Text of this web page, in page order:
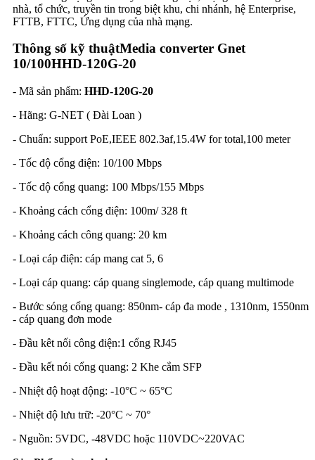
nhà, tổ chức, truyền tin trong biệt khu, chi nhánh, hệ Enterprise,
FTTB, FTTC, Ứng dụng của nhà mạng.
Thông số kỹ thuậtMedia converter Gnet
10/100HHD-120G-20
- Mã sản phẩm: HHD-120G-20
- Hãng: G-NET ( Đài Loan )
- Chuẩn: support PoE,IEEE 802.3af,15.4W for total,100 meter
- Tốc độ cổng điện: 10/100 Mbps
- Tốc độ cổng quang: 100 Mbps/155 Mbps
- Khoảng cách cổng điện: 100m/ 328 ft
- Khoảng cách công quang: 20 km
- Loại cáp điện: cáp mang cat 5, 6
- Loại cáp quang: cáp quang singlemode, cáp quang multimode
- Bước sóng cổng quang: 850nm- cáp đa mode , 1310nm, 1550nm
- cáp quang đơn mode
- Đầu kêt nối công điện:1 cổng RJ45
- Đầu kết nói cổng quang: 2 Khe cắm SFP
- Nhiệt độ hoạt động: -10°C ~ 65°C
- Nhiệt độ lưu trữ: -20°C ~ 70°
- Nguồn: 5VDC, -48VDC hoặc 110VDC~220VAC